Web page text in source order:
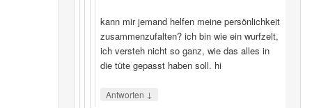
kann mir jemand helfen meine persönlichkeit
zusammenzufalten? ich bin wie ein wurfzelt,
ich versteh nicht so ganz, wie das alles in
die tüte gepasst haben soll. hi
Antworten ↓